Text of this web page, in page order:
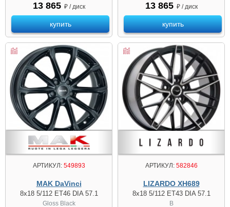
13 865 ₽ / диск
купить
13 865 ₽ / диск
купить
АРТИКУЛ:549893
MAK DaVinci
8x18 5/112 ET46 DIA 57.1
Gloss Black
АРТИКУЛ:582846
LIZARDO XH689
8x18 5/112 ET43 DIA 57.1
B